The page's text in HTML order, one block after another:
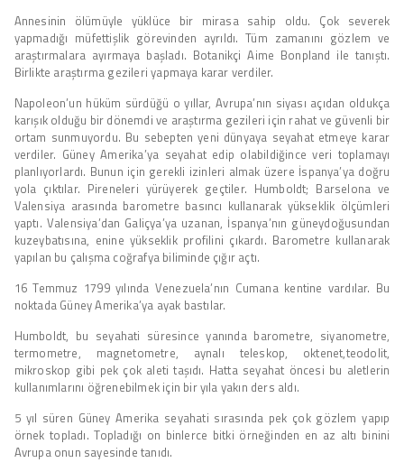
Annesinin ölümüyle yüklüce bir mirasa sahip oldu. Çok severek
yapmadığı müfettişlik görevinden ayrıldı. Tüm zamanını gözlem ve
araştırmalara ayırmaya başladı. Botanikçi Aime Bonpland ile tanıştı.
Birlikte araştırma gezileri yapmaya karar verdiler.
Napoleon’un hüküm sürdüğü o yıllar, Avrupa’nın siyası açıdan oldukça
karışık olduğu bir dönemdi ve araştırma gezileri için rahat ve güvenli bir
ortam sunmuyordu. Bu sebepten yeni dünyaya seyahat etmeye karar
verdiler. Güney Amerika’ya seyahat edip olabildiğince veri toplamayı
planlıyorlardı. Bunun için gerekli izinleri almak üzere İspanya’ya doğru
yola çıktılar. Pireneleri yürüyerek geçtiler. Humboldt; Barselona ve
Valensiya arasında barometre basıncı kullanarak yükseklik ölçümleri
yaptı. Valensiya’dan Galiçya’ya uzanan, İspanya’nın güneydoğusundan
kuzeybatısına, enine yükseklik profilini çıkardı. Barometre kullanarak
yapılan bu çalışma coğrafya biliminde çığır açtı.
16 Temmuz 1799 yılında Venezuela’nın Cumana kentine vardılar. Bu
noktada Güney Amerika’ya ayak bastılar.
Humboldt, bu seyahati süresince yanında barometre, siyanometre,
termometre, magnetometre, aynalı teleskop, oktenet,teodolit,
mikroskop gibi pek çok aleti taşıdı. Hatta seyahat öncesi bu aletlerin
kullanımlarını öğrenebilmek için bir yıla yakın ders aldı.
5 yıl süren Güney Amerika seyahati sırasında pek çok gözlem yapıp
örnek topladı. Topladığı on binlerce bitki örneğinden en az altı binini
Avrupa onun sayesinde tanıdı.